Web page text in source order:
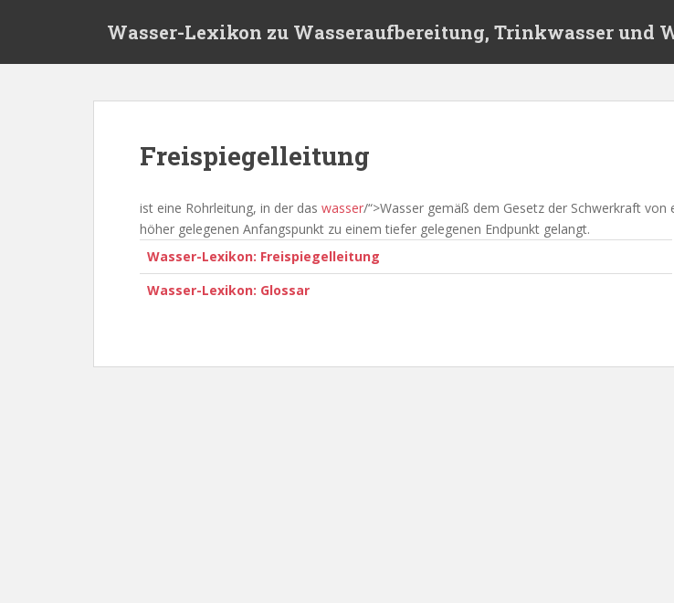
Wasser-Lexikon zu Wasseraufbereitung, Trinkwasser und
Freispiegelleitung
ist eine Rohrleitung, in der das wasser/“>Wasser gemäß dem Gesetz der Schwerkraft von
höher gelegenen Anfangspunkt zu einem tiefer gelegenen Endpunkt gelangt.
Wasser-Lexikon: Freispiegelleitung
Wasser-Lexikon: Glossar